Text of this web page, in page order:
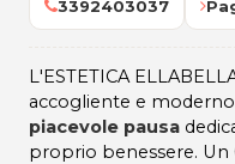
3392403037
L'ESTETICA
accogliente e
piacevole pausa
proprio benessere.